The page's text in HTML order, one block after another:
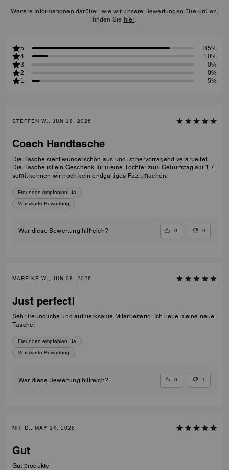
Weitere Informationen darüber, wie wir unsere Bewertungen überprüfen,
finden Sie hier.
5
85%
4
10%
3
0%
2
0%
1
5%
STEFFEN W., JUN 18, 2026
Coach Handtasche
Die Tasche sieht wunderschön aus und ist hervorragend verarbeitet.
Die Tasche ist ein Geschenk für meine Tochter zum Geburtstag am 1.7.
somit können wir noch kein endgültiges Fazit machen.
Freunden empfehlen: Ja
Verifizierte Bewertung
War diese Bewertung hilfreich? 0 0
MAREIKE W., JUN 08, 2026
Just perfect!
Sehr freundliche und aufmerksame Mitarbeiterin. Ich liebe meine neue
Tasche!
Freunden empfehlen: Ja
Verifizierte Bewertung
War diese Bewertung hilfreich? 0 1
NHI D., MAY 14, 2026
Gut
Gut produkte